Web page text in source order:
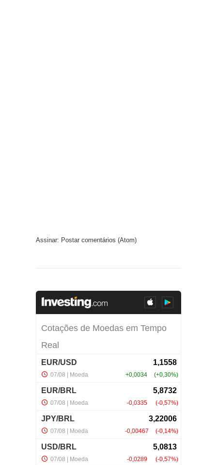
Assinar: Postar comentários (Atom)